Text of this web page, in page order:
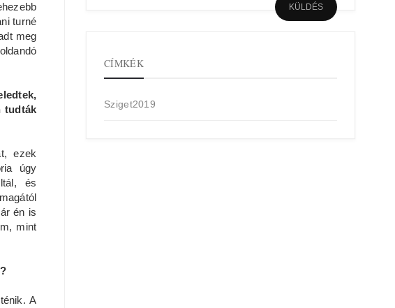
turné
meg
tudták
ezek
úgy
és
én is
mint
A
CÍMKÉK
Sziget2019